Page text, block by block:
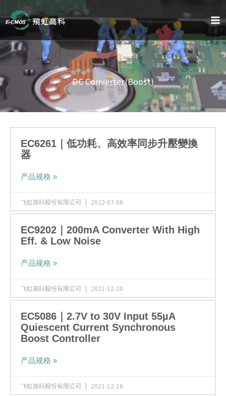
至
内
容
DC Converter(Boost)
EC6261｜低功耗、高效率同步升壓變換
器
产品规格 »
飞虹高科股份有限公司 2022-07-06
EC9202｜200mA Converter With High
Eff. & Low Noise
产品规格 »
飞虹高科股份有限公司 2021-12-20
EC5086｜2.7V to 30V Input 55µA
Quiescent Current Synchronous
Boost Controller
产品规格 »
飞虹高科股份有限公司 2021-12-16
面面